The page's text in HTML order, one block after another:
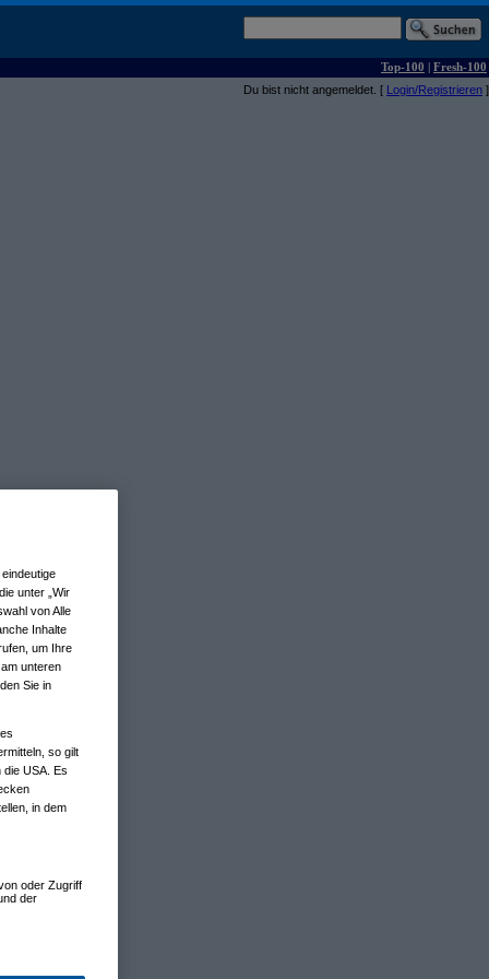
Top-100 | Fresh-100
Du bist nicht angemeldet. [ Login/Registrieren ]
unter „Wir
von Alle
Inhalte
um Ihre
unteren
Sie in
so gilt
die USA. Es
in dem
oder Zugriff
der